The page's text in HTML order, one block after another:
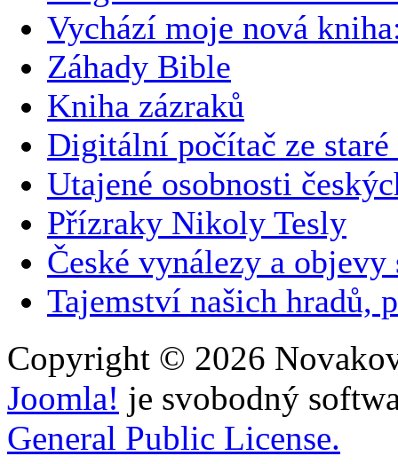
Vychází moje nová
Záhady Bible
Kniha zázraků
Digitální počítač ze
Utajené osobnosti
Přízraky Nikoly Tesly
České vynálezy a
Tajemství našich hradů,
Copyright © 2026
Joomla! je svobodný
General Public License.